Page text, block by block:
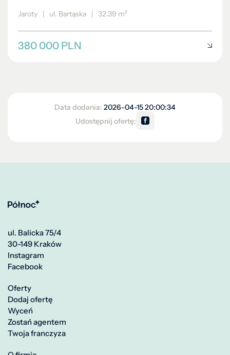
Jaroty | ul. Bartąska | 32.39 m²
380 000 PLN
Data dodania: 2026-04-15 20:00:34
Udostępnij ofertę:
ul. Balicka 75/4
30-149 Kraków
Instagram
Facebook
Oferty
Dodaj ofertę
Wyceń
Zostań agentem
Twoja franczyza